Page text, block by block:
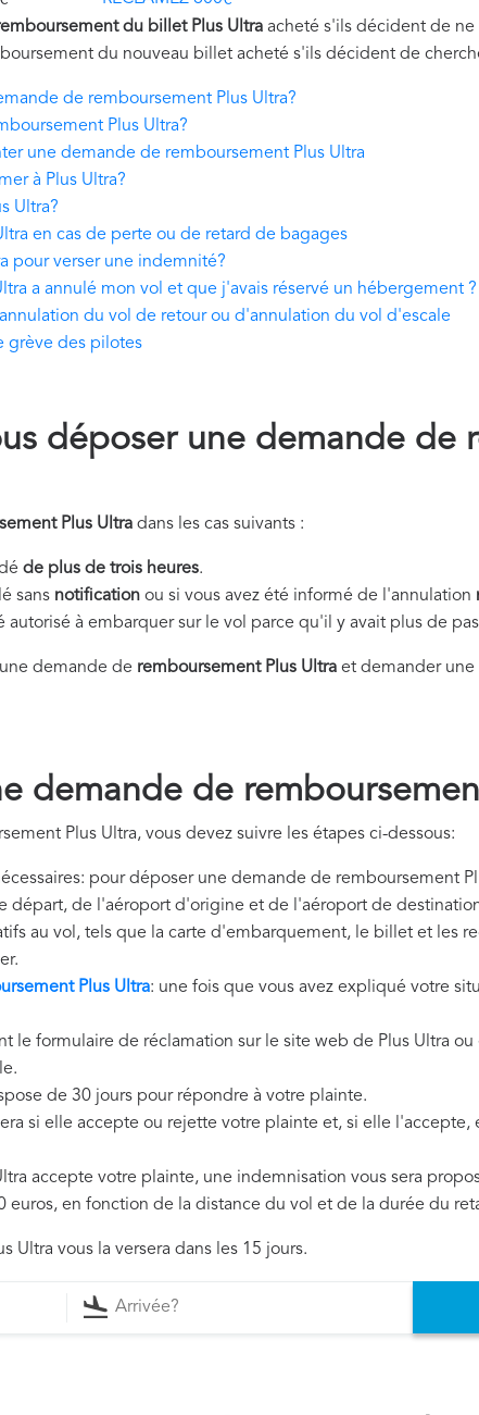
du billet Plus Ultra acheté s'ils décident de
du nouveau billet acheté s'ils décident de
de remboursement Plus Ultra?
Plus Ultra?
une demande de remboursement Plus Ultra
à Plus Ultra?
Ultra?
en cas de perte ou de retard de bagages
pour verser une indemnité?
a annulé mon vol et que j'avais réservé un hébergement ?
du vol de retour ou d'annulation du vol d'escale
grève des pilotes
déposer une demande de
Plus Ultra dans les cas suivants :
de plus de trois heures.
sans notification ou si vous avez été informé de l'annulation
autorisé à embarquer sur le vol parce qu'il y avait plus de
demande de remboursement Plus Ultra et demander
demande de
Plus Ultra, vous devez suivre les étapes ci-dessous:
pour déposer une demande de remboursement
départ, de l'aéroport d'origine et de l'aéroport de
au vol, tels que la carte d'embarquement, le billet et les
Plus Ultra: une fois que vous avez expliqué votre
le formulaire de réclamation sur le site web de Plus Ultra
de 30 jours pour répondre à votre plainte.
si elle accepte ou rejette votre plainte et, si elle l'accepte,
accepte votre plainte, une indemnisation vous sera
euros, en fonction de la distance du vol et de la durée du
Ultra vous la versera dans les 15 jours.